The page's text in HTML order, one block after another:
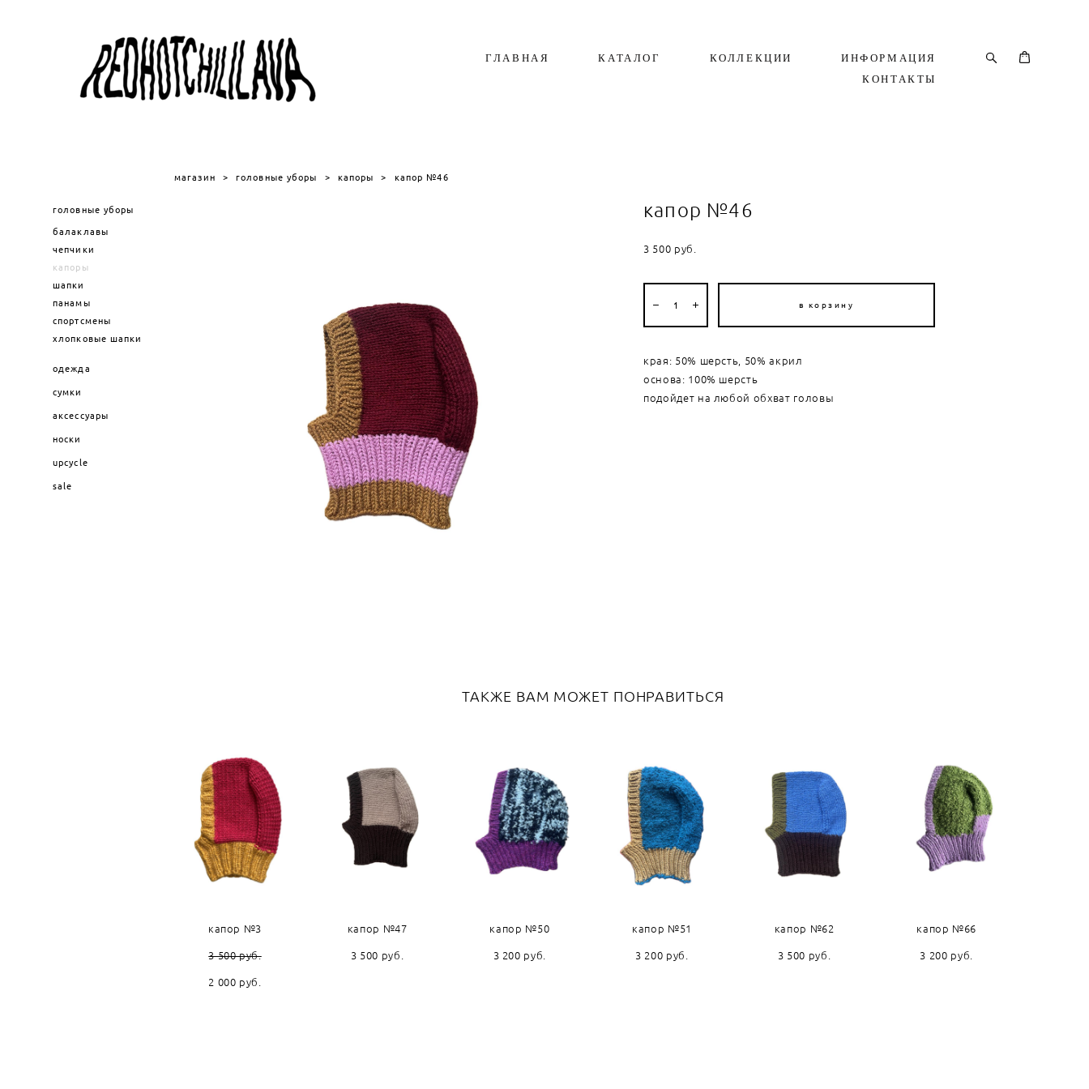
ГЛАВНАЯ КАТАЛОГ КОЛЛЕКЦИИ
ИНФОРМАЦИЯ
КОНТАКТЫ
головные уборы
балаклавы
чепчики
капоры
шапки
панамы
спортсмены
хлопковые шапки
одежда
сумки
аксессуары
носки
upcycle
sale
магазин > головные уборы > капоры > капор №46
капор №46
3 500 pуб.
в корзину
края: 50% шерсть, 50% акрил
основа: 100% шерсть
подойдет на любой обхват головы
ТАКЖЕ ВАМ МОЖЕТ ПОНРАВИТЬСЯ
капор №3
3 500 pуб.
2 000 pуб.
капор №47
3 500 pуб.
капор №50
3 200 pуб.
капор №51
3 200 pуб.
капор №62
3 500 pуб.
капор №66
3 200 pуб.